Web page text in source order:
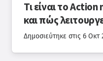
Τι είναι το
και πώς
Δημοσιεύτηκε στις 6 Οκτ